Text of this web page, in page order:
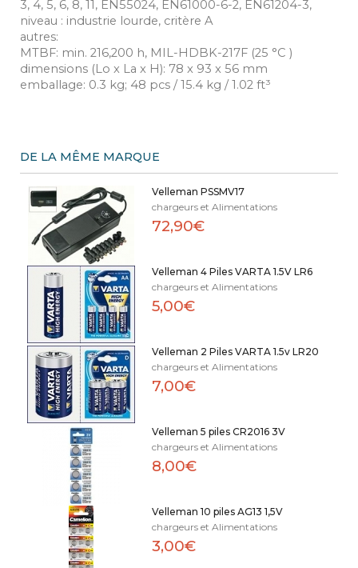
3, 4, 5, 6, 8, 11, EN55024, EN61000-6-2, EN61204-3,
niveau : industrie lourde, critère A
autres:
MTBF: min. 216,200 h, MIL-HDBK-217F (25 °C )
dimensions (Lo x La x H): 78 x 93 x 56 mm
emballage: 0.3 kg; 48 pcs / 15.4 kg / 1.02 ft³
DE LA MÊME MARQUE
Velleman PSSMV17
chargeurs et Alimentations
72,90€
Velleman 4 Piles VARTA 1.5V LR6
chargeurs et Alimentations
5,00€
Velleman 2 Piles VARTA 1.5v LR20
chargeurs et Alimentations
7,00€
Velleman 5 piles CR2016 3V
chargeurs et Alimentations
8,00€
Velleman 10 piles AG13 1,5V
chargeurs et Alimentations
3,00€